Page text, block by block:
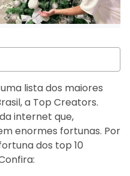
lista dos maiores
a Top Creators.
internet que,
enormes fortunas. Por
dos top 10